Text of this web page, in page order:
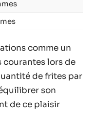
comme un
courantes lors de
de frites par
son
de ce plaisir